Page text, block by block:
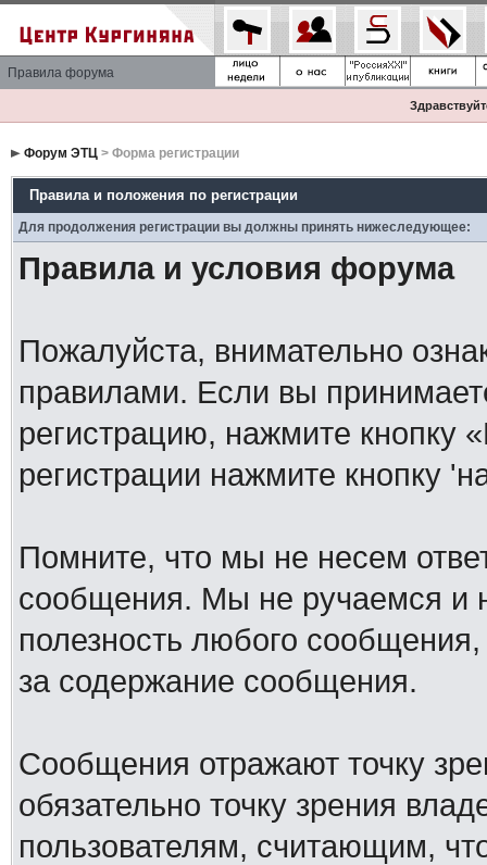
Правила форума
Форум ЭТЦ> Форма регистрации
Правила и положения по регистрации
Для продолжения регистрации вы должны принять нижеследующее:
Правила и условия форума
Пожалуйста, внимательно
правилами. Если вы
регистрацию, нажмите кнопку
регистрации нажмите кнопку
Помните, что мы не несем
сообщения. Мы не ручаемся и
полезность любого
за содержание сообщения.
Сообщения отражают точку
обязательно точку зрения
пользователям, считающим,